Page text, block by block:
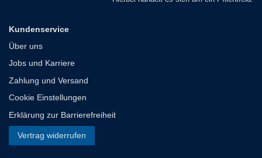
Kundenservice
Über uns
Jobs und Karriere
Zahlung und Versand
Cookie Einstellungen
Erklärung zur Barrierefreiheit
Vertrag widerrufen